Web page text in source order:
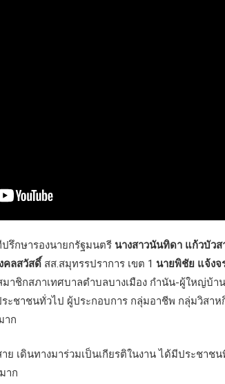
รึกษารองนายกรัฐมนตรี นางสาวนันทิดา แก้วบัวส
คลสวัสดิ์ สส.สมุทรรปราการ เขต 1 นายพิชัย แจ้งจ
ชิกสภาเทศบาลตำบลบางเมือง กำนัน-ผู้ใหญ่บ้า
ะชาชนทั่วไป ผู้ประกอบการ กลุ่มอาชีพ กลุ่มวิสา
าก
เดินทางมาร่วมเป็นเกียรติในงาน ได้มีประชาช
าก